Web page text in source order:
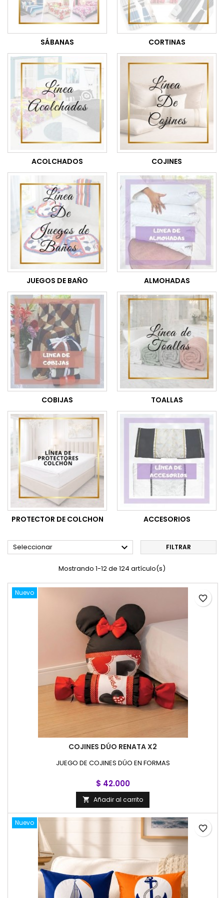
SÁBANAS CORTINAS
ACOLCHADOS COJINES
JUEGOS DE BAÑO ALMOHADAS
COBIJAS TOALLAS
PROTECTOR DE COLCHON ACCESORIOS
Seleccionar  FILTRAR
Mostrando 1-12 de 124 artículo(s)
Nuevo
COJINES DÚO RENATA X2
JUEGO DE COJINES DÚO EN FORMAS
$ 42.000
 Añadir al carrito
favorite_border
Nuevo
favorite_border